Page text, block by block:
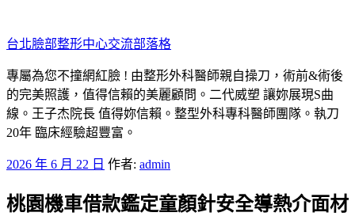
至
主
要
內
容
台北臉部整形中心交流部落格
專屬為您不撞網紅臉 ! 由整形外科醫師親自操刀，術前&術後
的完美照護，值得信賴的美麗顧問。二代威塑 讓妳展現S曲
線。王子杰院長 值得妳信賴。整型外科專科醫師團隊。執刀
20年 臨床經驗超豐富。
發
於
2026 年 6 月 22 日 作者: admin
桃園機車借款鑑定童顏針安全導熱介面材